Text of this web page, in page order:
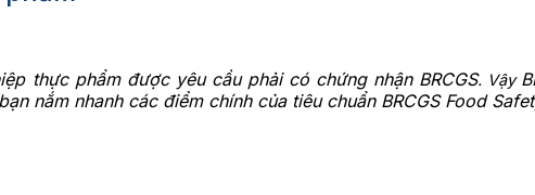
thực phẩm được yêu cầu phải có chứng nhận BRCGS. Vậy
nắm nhanh các điểm chính của tiêu chuẩn BRCGS Food